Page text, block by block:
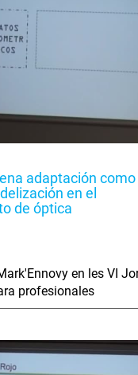
adaptación como
en el
de óptica
en les VI
profesionales